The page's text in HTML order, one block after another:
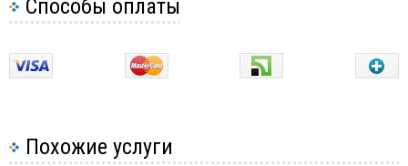
Отправка электронной почты с
Отправка электронной почты с
аутентификацией SMTP - WordPress
Способы оплаты
Похожие услуги